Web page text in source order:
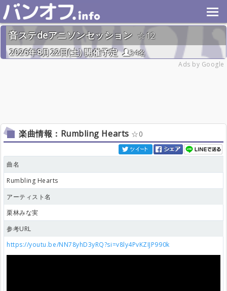
音ステdeアニソンセッション
12
2026年8月22日(土) 開催予定
34名
Ads by Google
楽曲情報：Rumbling Hearts 0
曲名
Rumbling Hearts
アーティスト名
栗林みな実
参考URL
https://youtu.be/NN78yhD3yRQ?si=v8ly4PvKZIJP990k